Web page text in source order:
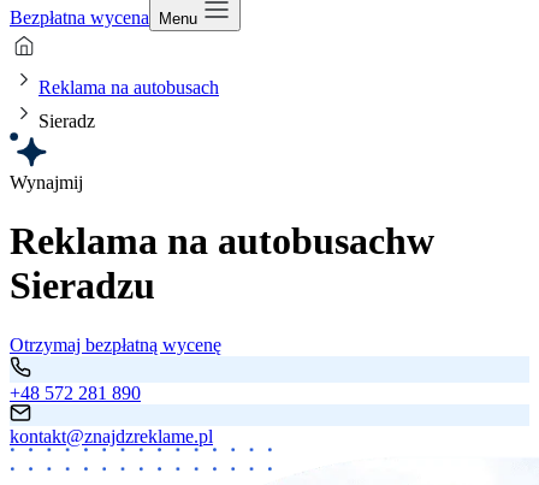
Bezpłatna wycena Menu
Reklama na autobusach
Sieradz
Wynajmij
Reklama na autobusachw
Sieradzu
Otrzymaj bezpłatną wycenę
+48 572 281 890
kontakt@znajdzreklame.pl